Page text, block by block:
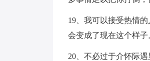
19、我可以接受热情
会变成了现在这个样子
20、不必过于介怀际